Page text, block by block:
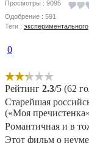
Просмотры : 9095
Одобрение : 591
Теги : экспериментального
0
Рейтинг 2.3/5 (62
Старейшая
(«Моя
Романтичная и в
Этот фильм о